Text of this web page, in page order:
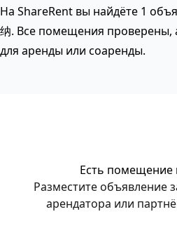
На ShareRent вы найдёте 1
纳. Все помещения проверены,
для аренды или соаренды.
Есть помещение
Разместите объявление
арендатора или